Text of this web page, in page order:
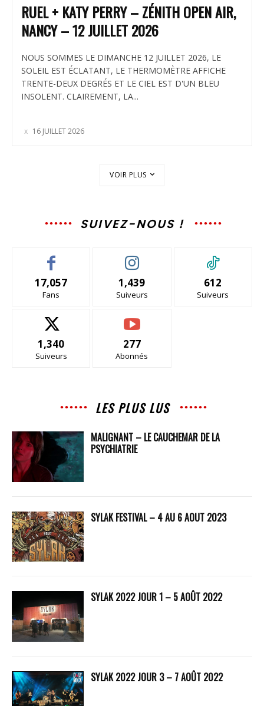
RUEL + KATY PERRY – ZÉNITH OPEN AIR,
NANCY – 12 JUILLET 2026
NOUS SOMMES LE DIMANCHE 12 JUILLET 2026, LE
SOLEIL EST ÉCLATANT, LE THERMOMÈTRE AFFICHE
TRENTE-DEUX DEGRÉS ET LE CIEL EST D'UN BLEU
INSOLENT. CLAIREMENT, LA...
16 JUILLET 2026
VOIR PLUS
SUIVEZ-NOUS !
17,057
Fans
1,439
Suiveurs
612
Suiveurs
1,340
Suiveurs
277
Abonnés
LES PLUS LUS
MALIGNANT – LE CAUCHEMAR DE LA
PSYCHIATRIE
SYLAK FESTIVAL – 4 AU 6 AOUT 2023
SYLAK 2022 JOUR 1 – 5 AOÛT 2022
SYLAK 2022 JOUR 3 – 7 AOÛT 2022